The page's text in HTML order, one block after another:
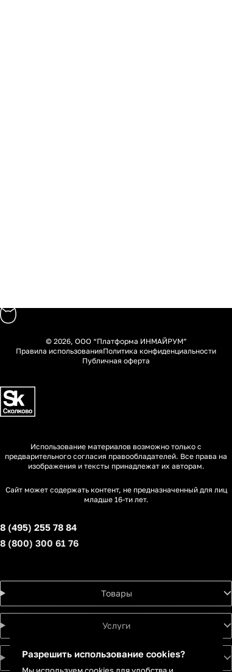
© 2026, ООО “Платформа ИНМАЙРУМ”
Правила использованияПолитика конфиденциальности
Публичная оферта
Использование материалов возможно только с
предварительного согласия правообладателей. Все права на
изображения и тексты принадлежат их авторам.
Сайт может содержать контент, не предназначенный для лиц
младше 16-ти лет.
8 (495) 255 78 84
8 (800) 300 61 76
Товары
Услуги
Идеи
Разрешить использование cookies?